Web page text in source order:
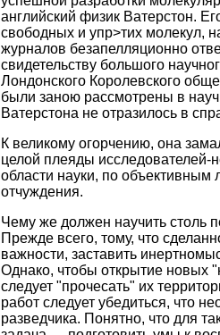
английский физик Ватерстон.
свободных и упр>тих молекул,
журналов безапелляционно
свидетельству большого
Лондонского Королевского
были заною рассмотрены в
Ватерстона не отразилось в
К великому огорчению, она
целой плеяды исследователей-
области науки, по
отчуждения.
Чему же должен научить столь
Прежде всего, тому, что
важности, заставить
Однако, чтобы открытие новых
следует "прочесать" их
работ следует убедиться, что
разведчика. Понятно, что для